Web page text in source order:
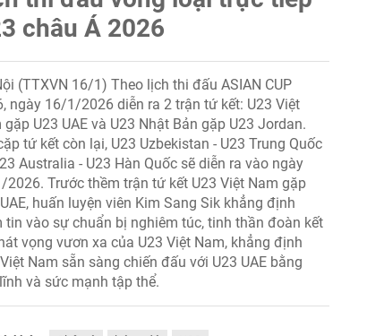
châu Á 2026
(TTXVN 16/1) Theo lịch thi đấu ASIAN CUP
ngày 16/1/2026 diễn ra 2 trận tứ kết: U23 Việt
gặp U23 UAE và U23 Nhật Bản gặp U23 Jordan.
tứ kết còn lại, U23 Uzbekistan - U23 Trung Quốc
Australia - U23 Hàn Quốc sẽ diễn ra vào ngày
2026. Trước thềm trận tứ kết U23 Việt Nam gặp
huấn luyện viên Kim Sang Sik khẳng định
tin vào sự chuẩn bị nghiêm túc, tinh thần đoàn kết
vọng vươn xa của U23 Việt Nam, khẳng định
Nam sẵn sàng chiến đấu với U23 UAE bằng
và sức mạnh tập thể.